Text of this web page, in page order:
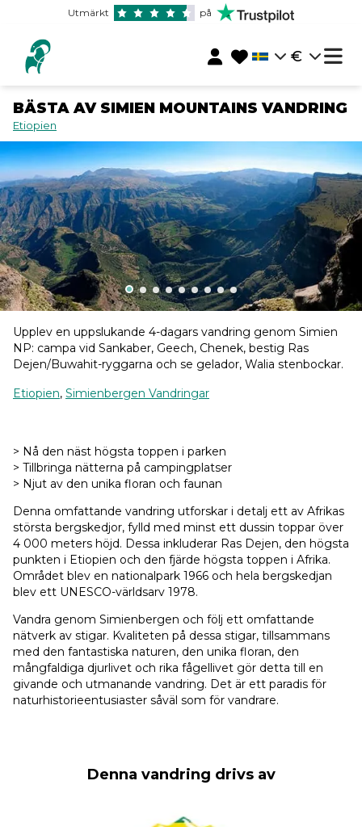
Utmärkt på
€
BÄSTA AV SIMIEN MOUNTAINS VANDRING
Etiopien
Upplev en uppslukande 4-dagars vandring genom Simien
NP: campa vid Sankaber, Geech, Chenek, bestig Ras
Dejen/Buwahit-ryggarna och se gelador, Walia stenbockar.
Etiopien, Simienbergen Vandringar
> Nå den näst högsta toppen i parken
> Tillbringa nätterna på campingplatser
> Njut av den unika floran och faunan
Denna omfattande vandring utforskar i detalj ett av Afrikas
största bergskedjor, fylld med minst ett dussin toppar över
4 000 meters höjd. Dessa inkluderar Ras Dejen, den högsta
punkten i Etiopien och den fjärde högsta toppen i Afrika.
Området blev en nationalpark 1966 och hela bergskedjan
blev ett UNESCO-världsarv 1978.
Vandra genom Simienbergen och följ ett omfattande
nätverk av stigar. Kvaliteten på dessa stigar, tillsammans
med den fantastiska naturen, den unika floran, den
mångfaldiga djurlivet och rika fågellivet gör detta till en
givande och utmanande vandring. Det är ett paradis för
naturhistorieentusiaster såväl som för vandrare.
Denna vandring drivs av